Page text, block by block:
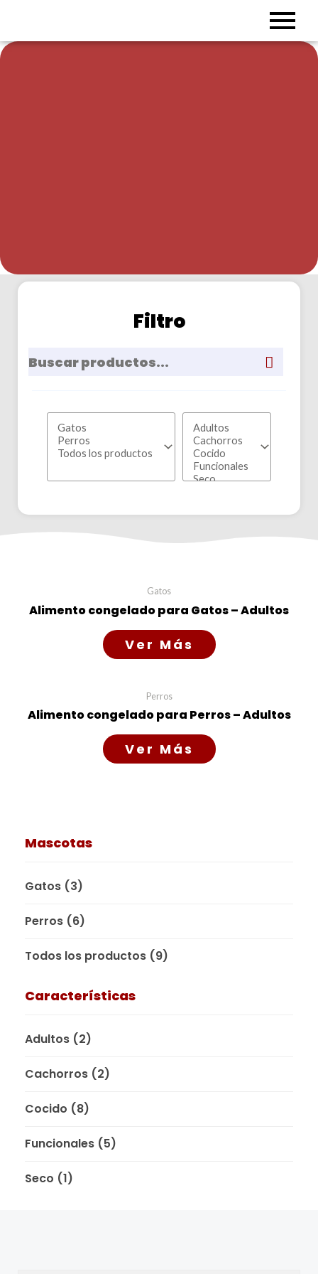
Filtro
Mascotas
Gatos (3)
Perros (6)
Todos los productos (9)
Características
Adultos (2)
Cachorros (2)
Cocido (8)
Funcionales (5)
Seco (1)
Gatos
Alimento congelado para Gatos – Adultos
Read more
Perros
Alimento congelado para Perros – Adultos
Read more